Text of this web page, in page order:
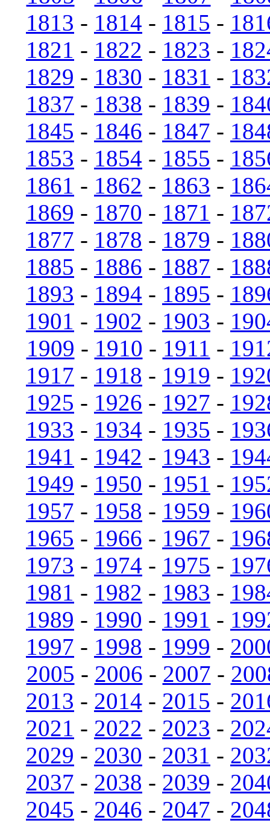
1813 - 1814 - 1815 -
1821 - 1822 - 1823 -
1829 - 1830 - 1831 -
1837 - 1838 - 1839 -
1845 - 1846 - 1847 -
1853 - 1854 - 1855 -
1861 - 1862 - 1863 -
1869 - 1870 - 1871 -
1877 - 1878 - 1879 -
1885 - 1886 - 1887 -
1893 - 1894 - 1895 -
1901 - 1902 - 1903 -
1909 - 1910 - 1911 -
1917 - 1918 - 1919 -
1925 - 1926 - 1927 -
1933 - 1934 - 1935 -
1941 - 1942 - 1943 -
1949 - 1950 - 1951 -
1957 - 1958 - 1959 -
1965 - 1966 - 1967 -
1973 - 1974 - 1975 -
1981 - 1982 - 1983 -
1989 - 1990 - 1991 -
1997 - 1998 - 1999 -
2005 - 2006 - 2007 -
2013 - 2014 - 2015 -
2021 - 2022 - 2023 -
2029 - 2030 - 2031 -
2037 - 2038 - 2039 -
2045 - 2046 - 2047 -